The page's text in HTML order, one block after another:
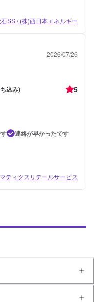
SS / (株)西日本エネルギー
2026/07/26
込み) 5
連絡が早かったです
ティクスリテールサービス